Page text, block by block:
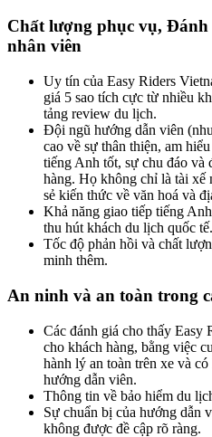
Chất lượng phục vụ,
nhân viên
Uy tín của Easy Riders
giá 5 sao tích cực từ nhiều
tảng review du lịch.
Đội ngũ hướng dẫn viên
cao về sự thân thiện, am
tiếng Anh tốt, sự chu đáo và
hàng. Họ không chỉ là tài xế
sẻ kiến thức về văn hoá và
Khả năng giao tiếp tiếng
thu hút khách du lịch quốc tế.
Tốc độ phản hồi và chất
minh thêm.
An ninh và an toàn trong
Các đánh giá cho thấy Easy
cho khách hàng, bằng việc
hành lý an toàn trên xe và
hướng dẫn viên.
Thông tin về bảo hiểm du
Sự chuẩn bị của hướng dẫn
không được đề cập rõ ràng.